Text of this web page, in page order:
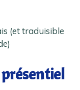
(et traduisible